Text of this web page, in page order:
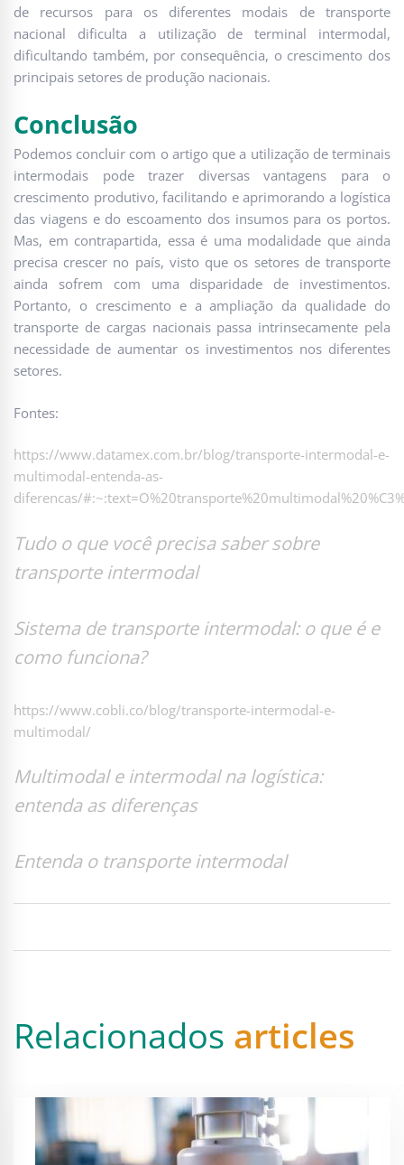
de recursos para os diferentes modais de transporte
nacional dificulta a utilização de terminal intermodal,
dificultando também, por consequência, o crescimento dos
principais setores de produção nacionais.
Conclusão
Podemos concluir com o artigo que a utilização de terminais
intermodais pode trazer diversas vantagens para o
crescimento produtivo, facilitando e aprimorando a logística
das viagens e do escoamento dos insumos para os portos.
Mas, em contrapartida, essa é uma modalidade que ainda
precisa crescer no país, visto que os setores de transporte
ainda sofrem com uma disparidade de investimentos.
Portanto, o crescimento e a ampliação da qualidade do
transporte de cargas nacionais passa intrinsecamente pela
necessidade de aumentar os investimentos nos diferentes
setores.
Fontes:
https://www.datamex.com.br/blog/transporte-intermodal-e-
multimodal-entenda-as-
diferencas/
Tudo o que você precisa saber sobre
transporte intermodal
Sistema de transporte intermodal: o que é e
como funciona?
https://www.cobli.co/blog/transporte-intermodal-e-
multimodal/
Multimodal e intermodal na logística:
entenda as diferenças
Entenda o transporte intermodal
Relacionados articles